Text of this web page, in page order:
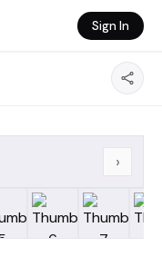
Sign In
›